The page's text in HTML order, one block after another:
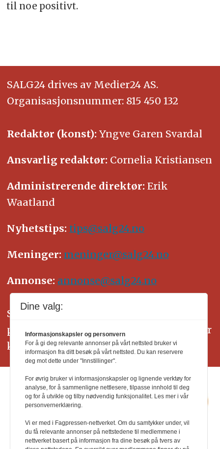
til noe positivt.
SALG24 drives av Medier24 AS.
Organisasjonsnummer: 815 450 132
Redaktør (konst): Yngve Garen Svardal
Ansvarlig redaktør: Cornelia Kristiansen
Administrerende direktør: Erik
Waatland
Nyhetstips: tips@salg24.no
Meninger: meninger@salg24.no
Annonse: annonse@salg24.no
SALG24 arbeider etter Vær Varsom-
plakatens regler for god presseskikk. Her
kan du lese mer omPFUsarbeid.
Dine valg:
Informasjonskapsler og personvern
For å gi deg relevante annonser på vårt nettsted bruker vi
informasjon fra ditt besøk på vårt nettsted. Du kan reservere
deg mot dette under "Innstillinger".
For øvrig bruker vi informasjonskapsler og lignende verktøy for
analyse, for å sammenligne nettlesere, tilpasse innhold til deg
og for å utvikle og tilby nødvendig funksjonalitet. Les mer i vår
personvernerklæring.
Vi er med i Fagpressen-nettverket. Om du samtykker under, vil
du få relevante annonser på nettstedene til medlemmene i
nettverket basert på informasjon fra dine besøk på tvers av